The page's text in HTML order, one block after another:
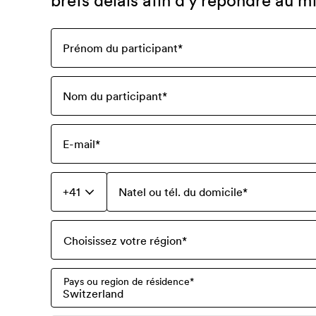
Prénom du participant*
Nom du participant*
E-mail*
+41 Natel ou tél. du domicile*
Choisissez votre région*
Pays ou region de résidence*
Switzerland